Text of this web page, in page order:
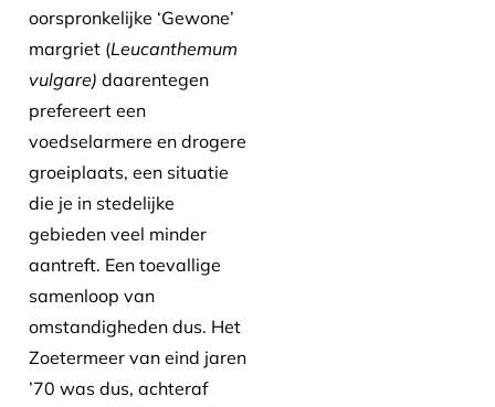
oorspronkelijke ‘Gewone’
margriet (Leucanthemum
vulgare) daarentegen
prefereert een
voedselarmere en drogere
groeiplaats, een situatie
die je in stedelijke
gebieden veel minder
aantreft. Een toevallige
samenloop van
omstandigheden dus. Het
Zoetermeer van eind jaren
’70 was dus, achteraf